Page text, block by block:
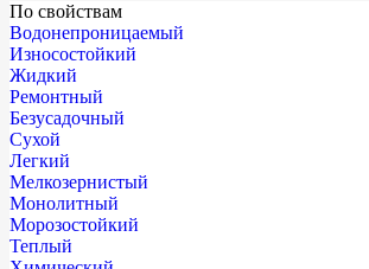
По свойствам
Водонепроницаемый
Износостойкий
Жидкий
Ремонтный
Безусадочный
Сухой
Легкий
Мелкозернистый
Монолитный
Морозостойкий
Теплый